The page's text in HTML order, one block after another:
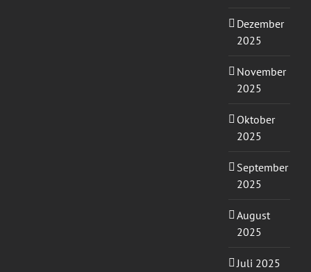
Dezember
2025
November
2025
Oktober
2025
September
2025
August
2025
Juli 2025